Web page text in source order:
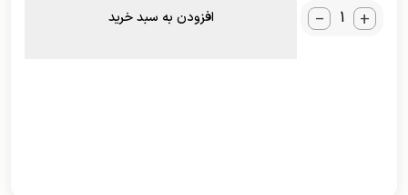
_ + افزودن به سبد خرید